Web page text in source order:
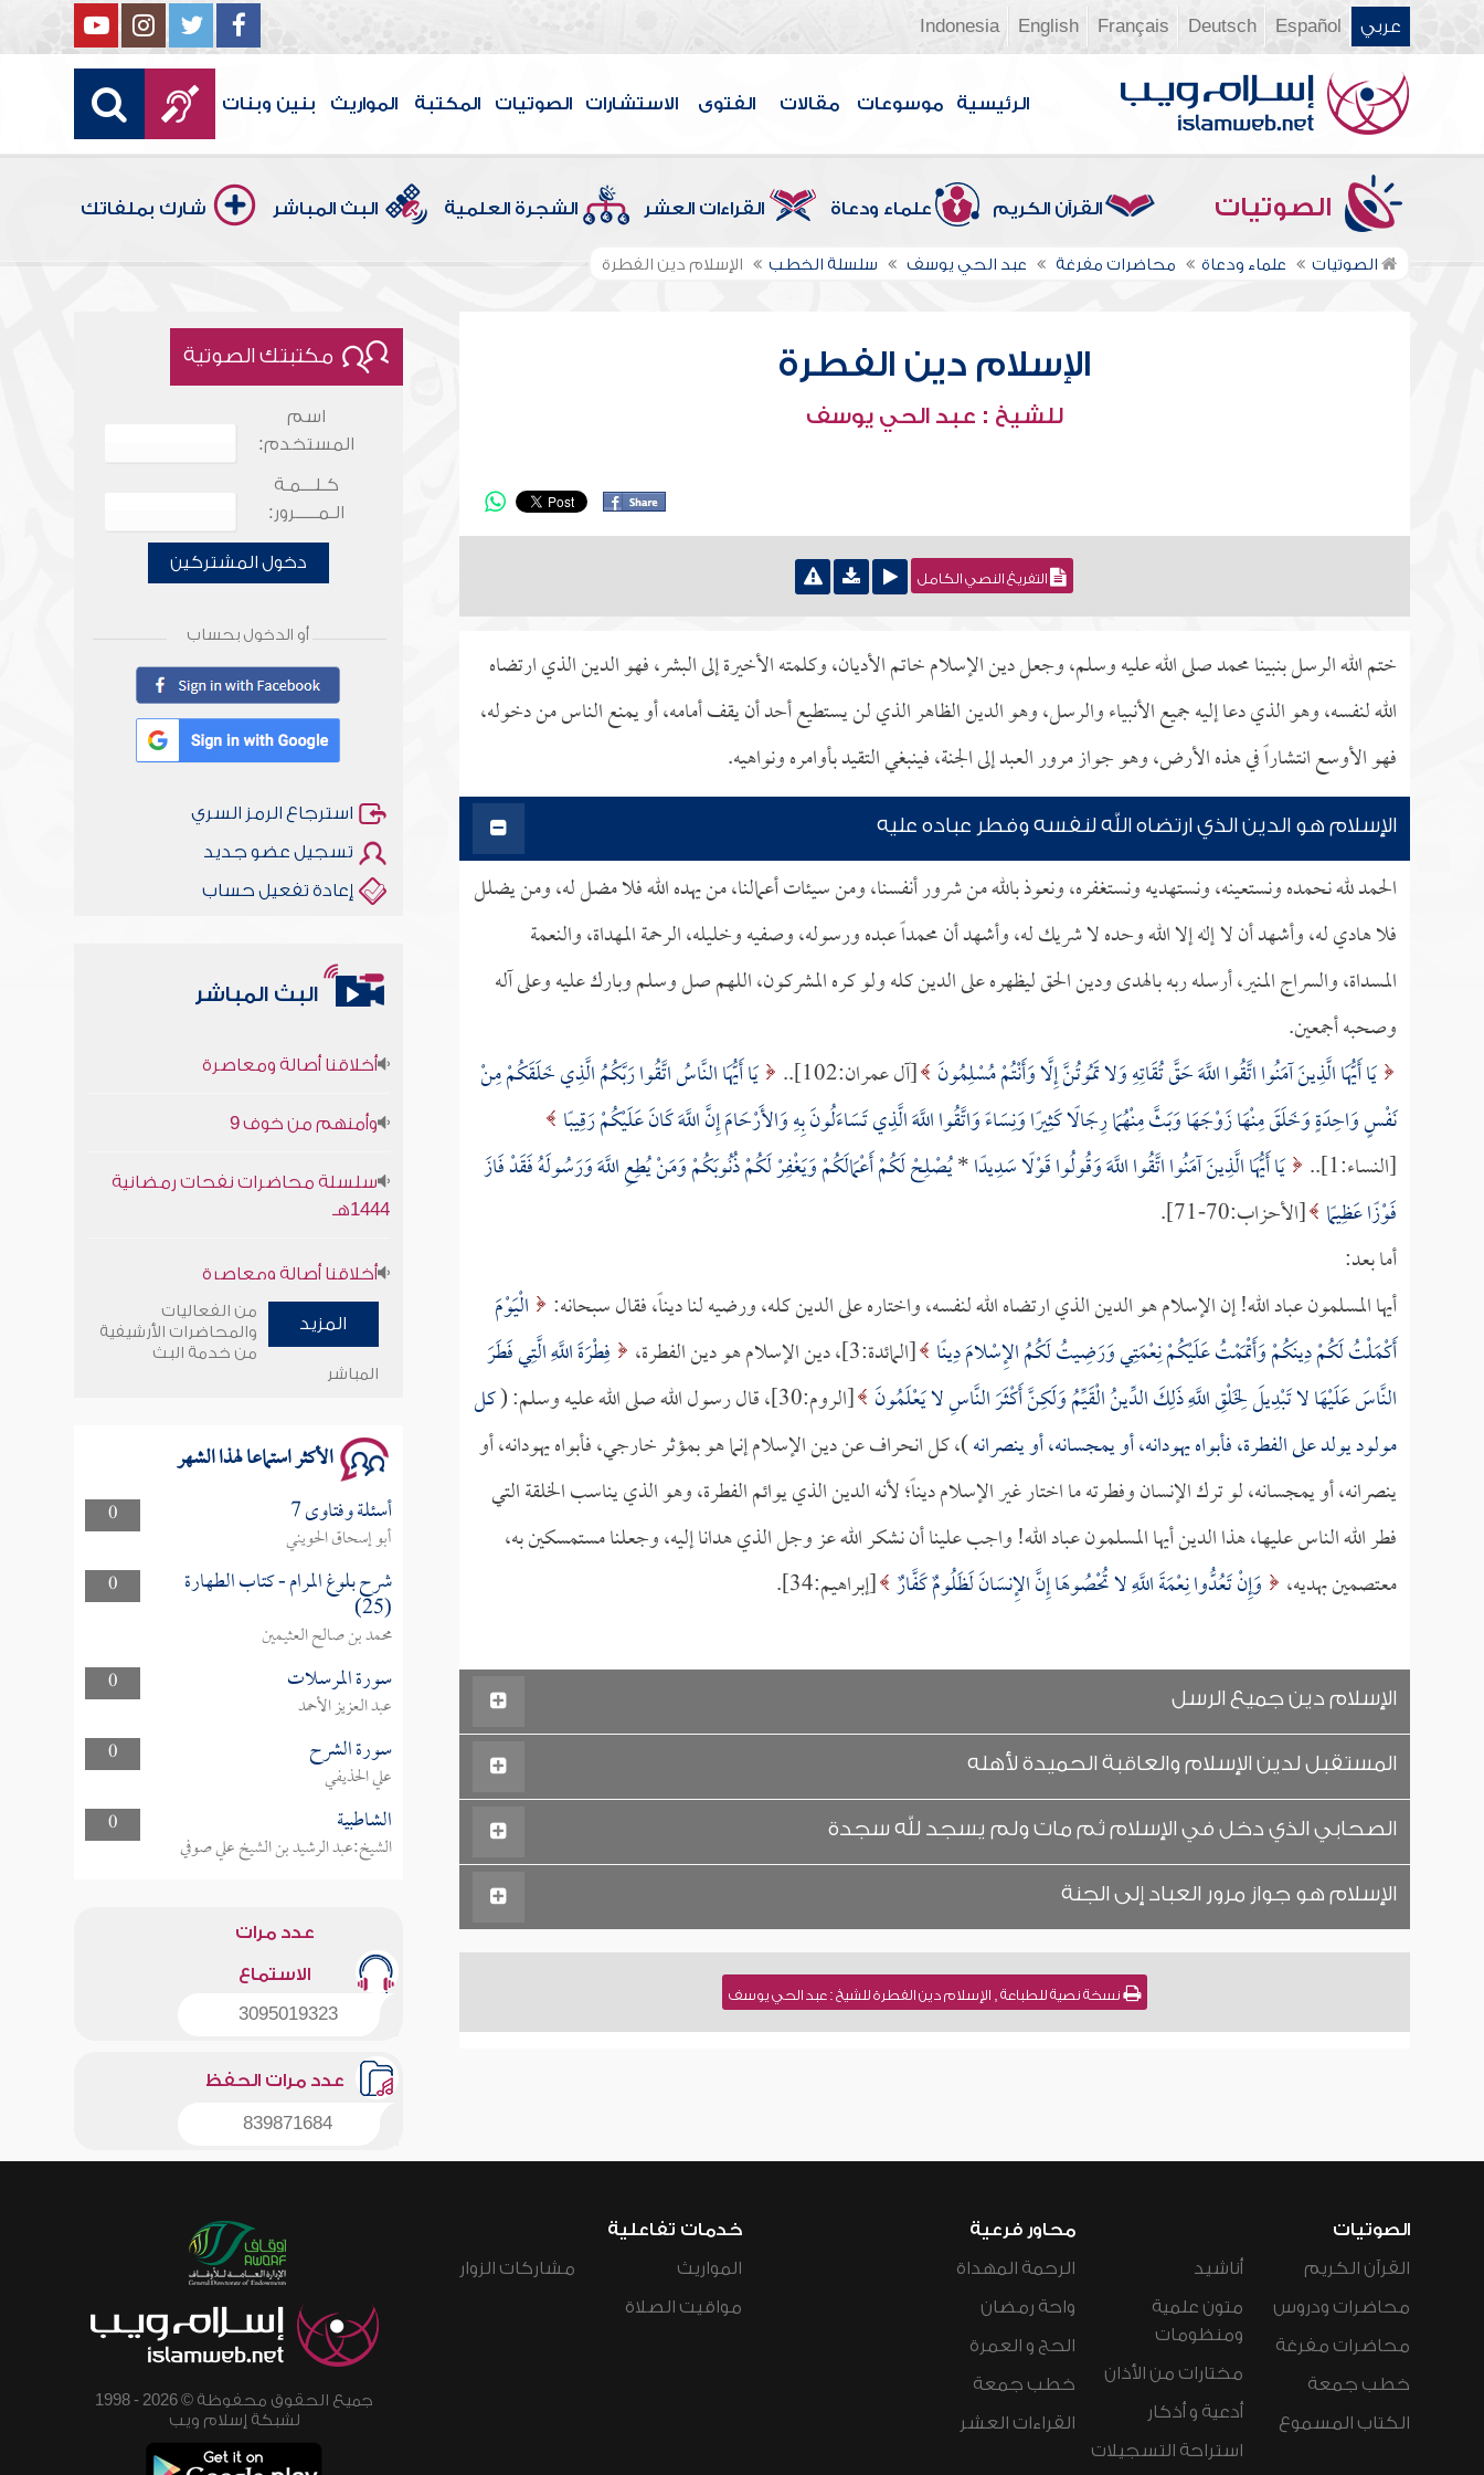
عربي Español
Deutsch
Français
English
Indonesia
الرئيسية موسوعات مقالات الفتوى الاستشارات الصوتيات المكتبة المواريث بنين وبنات
الصوتيات القرآن الكريم علماء ودعاة القراءات العشر الشجرة العلمية البث المباشر شارك بملفاتك
الصوتيات علماء ودعاة محاضرات مفرغة عبد الحي يوسف سلسلة الخطب الإسلام دين الفطرة
الإسلام دين الفطرة
للشيخ : عبد الحي يوسف
التفريغ النصي الكامل
ختم الله الرسل بنبينا محمد صلى الله عليه وسلم، وجعل دين الإسلام خاتم الأديان، وكلمته الأخيرة إلى البشر، فهو الدين الذي ارتضاه
الله لنفسه، وهو الذي دعا إليه جميع الأنبياء والرسل، وهو الدين الظاهر الذي لن يستطيع أحد أن يقف أمامه، أو يمنع الناس من دخوله،
فهو الأوسع انتشاراً في هذه الأرض، وهو جواز مرور العبد إلى الجنة، فينبغي التقيد بأوامره ونواهيه.
الإسلام هو الدين الذي ارتضاه الله لنفسه وفطر عباده عليه
الحمد لله نحمده ونستعينه، ونستهديه ونستغفره، ونعوذ بالله من شرور أنفسنا، ومن سيئات أعمالنا، من يهده الله فلا مضل له، ومن يضلل
فلا هادي له، وأشهد أن لا إله إلا الله وحده لا شريك له، وأشهد أن محمداً عبده ورسوله، وصفيه وخليله، الرحمة المهداة، والنعمة
المسداة، والسراج المنير، أرسله ربه بالهدى ودين الحق ليظهره على الدين كله ولو كره المشركون، اللهم صل وسلم وبارك عليه وعلى آله
وصحبه أجمعين.
يَا أَيُّهَا الَّذِينَ آمَنُوا اتَّقُوا اللَّهَ حَقَّ تُقَاتِهِ وَلا تَمُوتُنَّ إِلَّا وَأَنْتُمْ مُسْلِمُونَ [آل عمران:102]..
يَا أَيُّهَا النَّاسُ اتَّقُوا رَبَّكُمُ الَّذِي خَلَقَكُمْ مِنْ
نَفْسٍ وَاحِدَةٍ وَخَلَقَ مِنْهَا زَوْجَهَا وَبَثَّ مِنْهُمَا رِجَالًا كَثِيرًا وَنِسَاءً وَاتَّقُوا اللَّهَ الَّذِي تَسَاءَلُونَ بِهِ وَالأَرْحَامَ إِنَّ اللَّهَ كَانَ عَلَيْكُمْ رَقِيبًا
[النساء:1]..
يَا أَيُّهَا الَّذِينَ آمَنُوا اتَّقُوا اللَّهَ وَقُولُوا قَوْلًا سَدِيدًا*يُصْلِحْ لَكُمْ أَعْمَالَكُمْ وَيَغْفِرْ لَكُمْ ذُنُوبَكُمْ وَمَنْ يُطِعِ اللَّهَ وَرَسُولَهُ فَقَدْ فَازَ
فَوْزًا عَظِيمًا [الأحزاب:70-71].
أما بعد:
أيها المسلمون عباد الله! إن الإسلام هو الدين الذي ارتضاه الله لنفسه، واختاره على الدين كله، ورضيه لنا ديناً، فقال سبحانه:
الْيَوْمَ
أَكْمَلْتُ لَكُمْ دِينَكُمْ وَأَتْمَمْتُ عَلَيْكُمْ نِعْمَتِي وَرَضِيتُ لَكُمُ الإِسْلامَ دِينًا [المائدة:3]، دين الإسلام هو دين الفطرة،
فِطْرَةَ اللَّهِ الَّتِي فَطَرَ
النَّاسَ عَلَيْهَا لا تَبْدِيلَ لِخَلْقِ اللَّهِ ذَلِكَ الدِّينُ الْقَيِّمُ وَلَكِنَّ أَكْثَرَ النَّاسِ لا يَعْلَمُونَ [الروم:30]، قال رسول الله صلى الله عليه وسلم: (
كل
مولود يولد على الفطرة، فأبواه يهودانه، أو يمجسانه، أو ينصرانه)، كل انحراف عن دين الإسلام إنما هو بمؤثر خارجي، فأبواه يهودانه، أو
ينصرانه، أو يمجسانه، لو ترك الإنسان وفطرته ما اختار غير الإسلام ديناً؛ لأنه الدين الذي يوائم الفطرة، وهو الذي يناسب الخلقة التي
فطر الله الناس عليها، هذا الدين أيها المسلمون عباد الله! واجب علينا أن نشكر الله عز وجل الذي هدانا إليه، وجعلنا مستمسكين به،
معتصمين بهديه،
وَإِنْ تَعُدُّوا نِعْمَةَ اللَّهِ لا تُحْصُوهَا إِنَّ الإِنسَانَ لَظَلُومٌ كَفَّارٌ [إبراهيم:34].
الإسلام دين جميع الرسل
المستقبل لدين الإسلام والعاقبة الحميدة لأهله
الصحابي الذي دخل في الإسلام ثم مات ولم يسجد لله سجدة
الإسلام هو جواز مرور العباد إلى الجنة
نسخة نصية للطباعة , الإسلام دين الفطرة للشيخ : عبد الحي يوسف
مكتبتك الصوتية
اسم
المستخدم:
كـلـــمـة
الـمـــــرور:
دخول المشتركين
أو الدخول بحساب
استرجاع الرمز السري
تسجيل عضو جديد
إعادة تفعيل حساب
البث المباشر
1444هـ
وأمنهم من خوف 9
سلسلة محاضرات نفحات رمضانية
المزيد
من الفعاليات
والمحاضرات الأرشيفية
من خدمة البث
المباشر
الأكثر استماعا لهذا الشهر
0 أسئلة وفتاوى 7
أبو إسحاق الحويني
0
شرح بلوغ المرام - كتاب الطهارة
(25)
محمد بن صالح العثيمين
0
سورة المرسلات
عبد العزيز الأحمد
0
سورة الشرح
علي الحذيفي
0
الشاطبية
الشيخ:عبد الرشيد بن الشيخ علي صوفي
عدد مرات
الاستماع
3095019323
عدد مرات الحفظ
839871684
الصوتيات
القرآن الكريم
محاضرات ودروس
محاضرات مفرغة
خطب جمعة
الكتاب المسموع
أناشيد
متون علمية
ومنظومات
مختارات من الأذان
أدعية و أذكار
استراحة التسجيلات
محاور فرعية
الرحمة المهداة
واحة رمضان
الحج و العمرة
خطب جمعة
القراءات العشر
خدمات تفاعلية
المواريث
مواقيت الصلاة
مشاركات الزوار
جميع الحقوق محفوظة © 2026 - 1998
لشبكة إسلام ويب